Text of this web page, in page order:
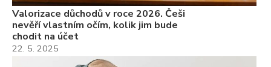
Valorizace důchodů v roce 2026. Češi
nevěří vlastním očím, kolik jim bude
chodit na účet
22. 5. 2025